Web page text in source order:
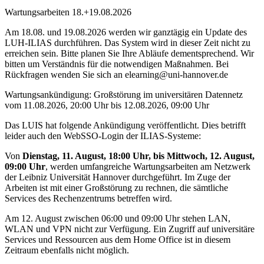
Wartungsarbeiten 18.+19.08.2026
Am 18.08. und 19.08.2026 werden wir ganztägig ein Update des
LUH-ILIAS durchführen. Das System wird in dieser Zeit nicht zu
erreichen sein. Bitte planen Sie Ihre Abläufe dementsprechend. Wir
bitten um Verständnis für die notwendigen Maßnahmen. Bei
Rückfragen wenden Sie sich an elearning@uni-hannover.de
Wartungsankündigung: Großstörung im universitären Datennetz
vom 11.08.2026, 20:00 Uhr bis 12.08.2026, 09:00 Uhr
Das LUIS hat folgende Ankündigung veröffentlicht. Dies betrifft
leider auch den WebSSO-Login der ILIAS-Systeme:
Von Dienstag, 11. August, 18:00 Uhr, bis Mittwoch, 12. August,
09:00 Uhr, werden umfangreiche Wartungsarbeiten am Netzwerk
der Leibniz Universität Hannover durchgeführt. Im Zuge der
Arbeiten ist mit einer Großstörung zu rechnen, die sämtliche
Services des Rechenzentrums betreffen wird.
Am 12. August zwischen 06:00 und 09:00 Uhr stehen LAN,
WLAN und VPN nicht zur Verfügung. Ein Zugriff auf universitäre
Services und Ressourcen aus dem Home Office ist in diesem
Zeitraum ebenfalls nicht möglich.